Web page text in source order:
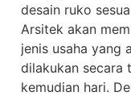
desain ruko
Arsitek akan
jenis usaha yang
dilakukan secara
kemudian hari.